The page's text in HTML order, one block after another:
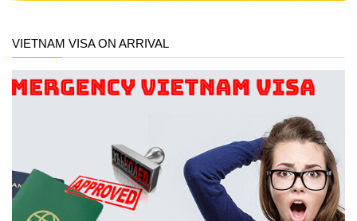
VIETNAM VISA ON ARRIVAL